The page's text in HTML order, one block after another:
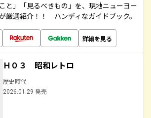
と」「見るべきもの」を、現地ニューヨー
厳選紹介！！ ハンディなガイドブック。
詳細を見る
Ｈ０３ 昭和レトロ
歴史時代
2026.01.29 発売